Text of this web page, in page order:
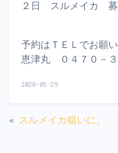
２日 スルメイカ 募
予約はＴＥＬでお願い
恵津丸 ０４７０－３
2026-05-29
« スルメイカ狙いに。